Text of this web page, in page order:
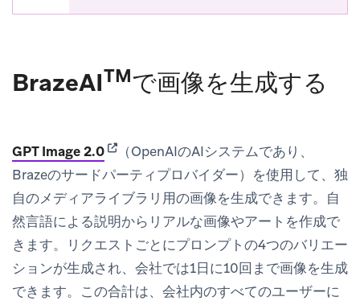
BrazeAITMで画像を生成する
GPT Image 2.0(opens in new tab)
（OpenAIのAIシステムであり、
Brazeのサードパーティプロバイダー）を使用して、独
自のメディアライブラリ用の画像を生成できます。自
然言語による説明からリアルな画像やアートを作成で
きます。リクエストごとにプロンプトの4つのバリエー
ションが生成され、会社では1日に10回まで画像を生成
できます。この合計は、会社内のすべてのユーザーに